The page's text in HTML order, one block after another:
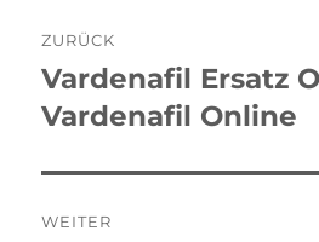
ZURÜCK
Vorheriger
Beitrag:
Vardenafil Ersatz
Vardenafil Online
WEITER